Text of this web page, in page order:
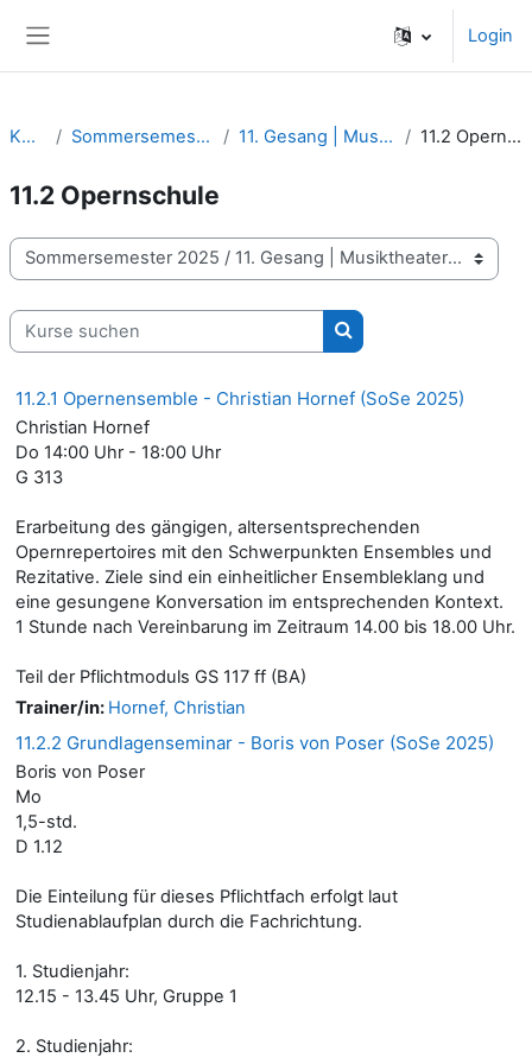
Login
Kurse Sommersemester 2025 11. Gesang | Musiktheater 11.2 Opernschule
11.2 Opernschule
Kursbereiche
Kurse suchen
Kurse suchen
11.2.1 Opernensemble - Christian Hornef (SoSe 2025)
Christian Hornef
Do 14:00 Uhr - 18:00 Uhr
G 313
Erarbeitung des gängigen, altersentsprechenden
Opernrepertoires mit den Schwerpunkten Ensembles und
Rezitative. Ziele sind ein einheitlicher Ensembleklang und
eine gesungene Konversation im entsprechenden Kontext.
1 Stunde nach Vereinbarung im Zeitraum 14.00 bis 18.00 Uhr.
Teil der Pflichtmoduls GS 117 ff (BA)
Trainer/in: Hornef, Christian
11.2.2 Grundlagenseminar - Boris von Poser (SoSe 2025)
Boris von Poser
Mo
1,5-std.
D 1.12
Die Einteilung für dieses Pflichtfach erfolgt laut
Studienablaufplan durch die Fachrichtung.
1. Studienjahr:
12.15 - 13.45 Uhr, Gruppe 1
2. Studienjahr: